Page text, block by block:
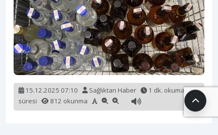
15.12.2025 07:10 Sağlıktan Haber
1 dk. okuma
süresi
812 okunma